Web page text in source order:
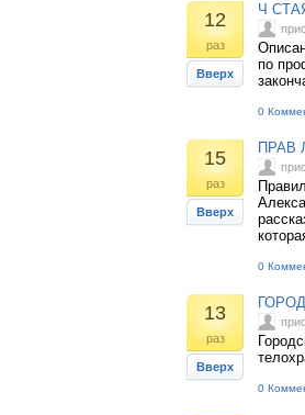
12
раз
Вверх
Ч
по
0
15
раз
Вверх
ПРАВ
0
13
раз
Вверх
0